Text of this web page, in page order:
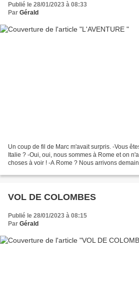
Publié le 28/01/2023 à 08:33
Par Gérald
Un coup de fil de Marc m'avait surpris. -Vous
Italie ? -Oui, oui, nous sommes à Rome et on
choses à voir ! -A Rome ? Nous arrivons
VOL DE COLOMBES
Publié le 28/01/2023 à 08:15
Par Gérald